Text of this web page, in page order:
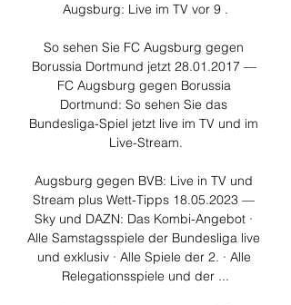
Augsburg: Live im TV vor 9 .
So sehen Sie FC Augsburg gegen
Borussia Dortmund jetzt 28.01.2017 —
FC Augsburg gegen Borussia
Dortmund: So sehen Sie das
Bundesliga-Spiel jetzt live im TV und im
Live-Stream.
Augsburg gegen BVB: Live in TV und
Stream plus Wett-Tipps 18.05.2023 —
Sky und DAZN: Das Kombi-Angebot ·
Alle Samstagsspiele der Bundesliga live
und exklusiv · Alle Spiele der 2. · Alle
Relegationsspiele und der ...